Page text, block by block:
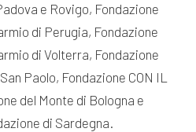
e Rovigo, Fondazione
di Perugia, Fondazione
di Volterra, Fondazione
Paolo, Fondazione CON IL
del Monte di Bologna e
di Sardegna.